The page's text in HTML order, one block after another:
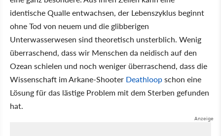
identische Qualle entwachsen, der Lebenszyklus beginnt
ohne Tod von neuem und die glibberigen
Unterwasserwesen sind theoretisch unsterblich. Wenig
überraschend, dass wir Menschen da neidisch auf den
Ozean schielen und noch weniger überraschend, dass die
Wissenschaft im Arkane-Shooter Deathloopschon eine
Lösung für das lästige Problem mit dem Sterben gefunden
hat.